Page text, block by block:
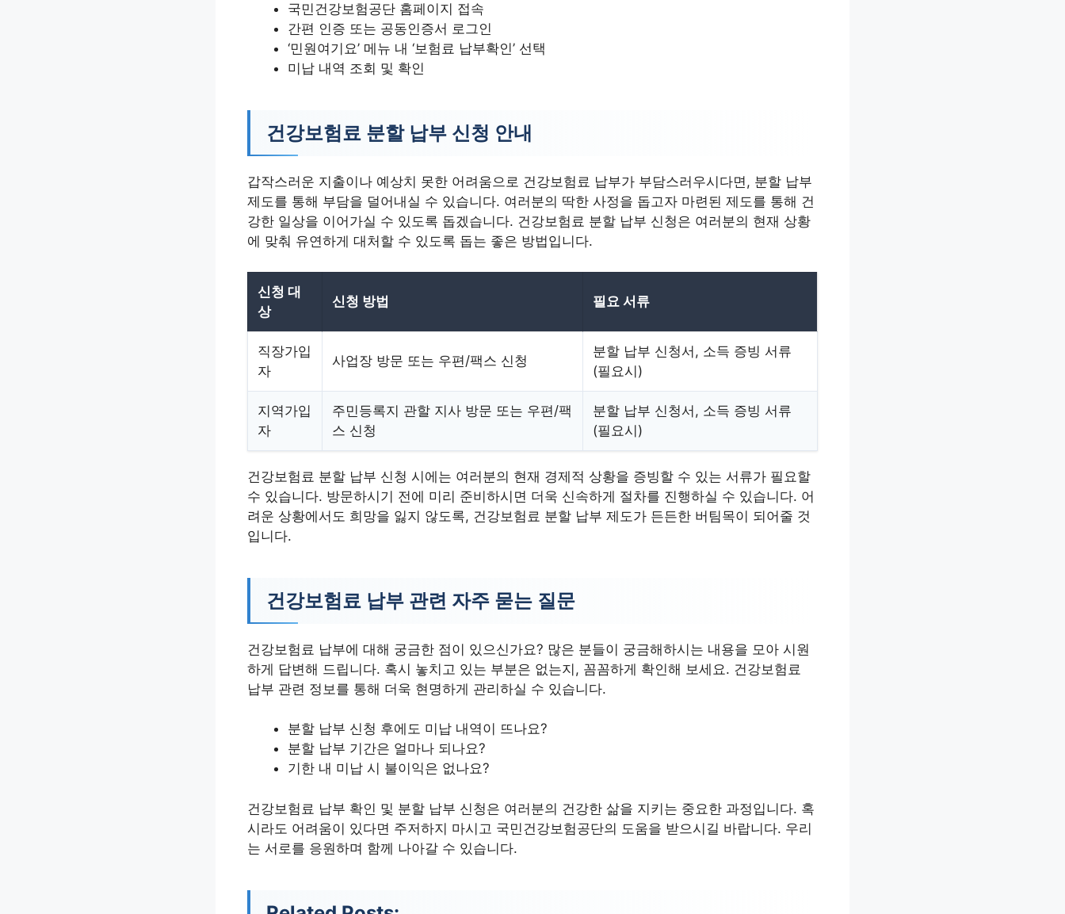
국민건강보험공단 홈페이지 접속
간편 인증 또는 공동인증서 로그인
‘민원여기요’ 메뉴 내 ‘보험료 납부확인’ 선택
미납 내역 조회 및 확인
건강보험료 분할 납부 신청 안내
갑작스러운 지출이나 예상치 못한 어려움으로 건강보험료 납부가 부담스러우시다면, 분할 납부
제도를 통해 부담을 덜어내실 수 있습니다. 여러분의 딱한 사정을 돕고자 마련된 제도를 통해 건
강한 일상을 이어가실 수 있도록 돕겠습니다. 건강보험료 분할 납부 신청은 여러분의 현재 상황
에 맞춰 유연하게 대처할 수 있도록 돕는 좋은 방법입니다.
신청 대
상
신청 방법 필요 서류
직장가입
자
사업장 방문 또는 우편/팩스 신청
분할 납부 신청서, 소득 증빙 서류
(필요시)
지역가입
자
주민등록지 관할 지사 방문 또는 우편/팩
스 신청
분할 납부 신청서, 소득 증빙 서류
(필요시)
건강보험료 분할 납부 신청 시에는 여러분의 현재 경제적 상황을 증빙할 수 있는 서류가 필요할
수 있습니다. 방문하시기 전에 미리 준비하시면 더욱 신속하게 절차를 진행하실 수 있습니다. 어
려운 상황에서도 희망을 잃지 않도록, 건강보험료 분할 납부 제도가 든든한 버팀목이 되어줄 것
입니다.
건강보험료 납부 관련 자주 묻는 질문
건강보험료 납부에 대해 궁금한 점이 있으신가요? 많은 분들이 궁금해하시는 내용을 모아 시원
하게 답변해 드립니다. 혹시 놓치고 있는 부분은 없는지, 꼼꼼하게 확인해 보세요. 건강보험료
납부 관련 정보를 통해 더욱 현명하게 관리하실 수 있습니다.
분할 납부 신청 후에도 미납 내역이 뜨나요?
분할 납부 기간은 얼마나 되나요?
기한 내 미납 시 불이익은 없나요?
건강보험료 납부 확인 및 분할 납부 신청은 여러분의 건강한 삶을 지키는 중요한 과정입니다. 혹
시라도 어려움이 있다면 주저하지 마시고 국민건강보험공단의 도움을 받으시길 바랍니다. 우리
는 서로를 응원하며 함께 나아갈 수 있습니다.